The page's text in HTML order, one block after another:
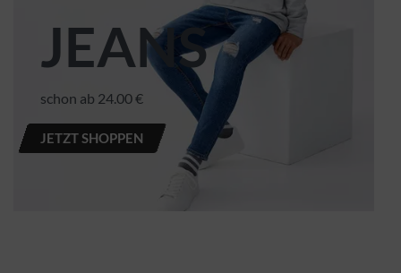
JEANS
schon ab 24.00 €
JETZT SHOPPEN